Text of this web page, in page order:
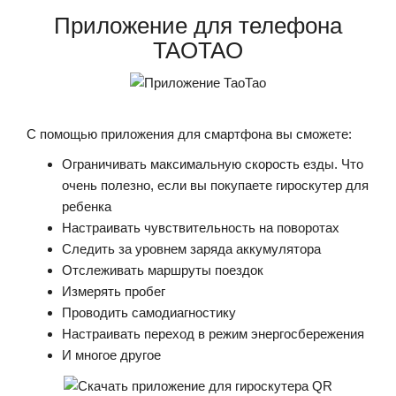
Приложение для телефона
TAOTAO
С помощью приложения для смартфона вы сможете:
Ограничивать максимальную скорость езды. Что
очень полезно, если вы покупаете гироскутер для
ребенка
Настраивать чувствительность на поворотах
Следить за уровнем заряда аккумулятора
Отслеживать маршруты поездок
Измерять пробег
Проводить самодиагностику
Настраивать переход в режим энергосбережения
И многое другое